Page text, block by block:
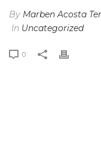
By Marben Acosta
In Uncategorized
0